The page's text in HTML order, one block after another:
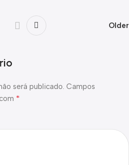
Older
será publicado. Campos
*